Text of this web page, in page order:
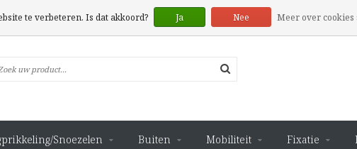
Snoezelen Buiten Mobiliteit Fixatie
te verbeteren. Is dat akkoord? Ja Nee Meer over cookies